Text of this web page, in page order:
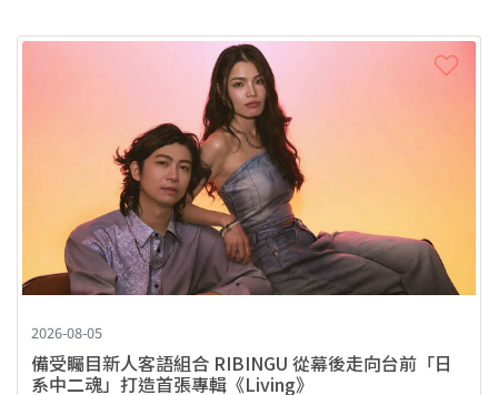
2026-08-05
備受矚目新人客語組合 RIBINGU 從幕後走向台前「日
系中二魂」打造首張專輯《Living》